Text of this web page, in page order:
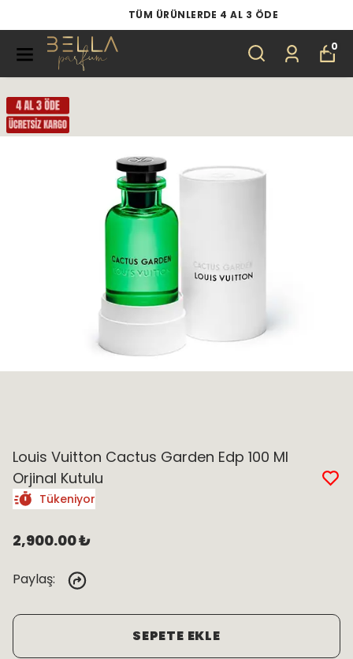
TÜM ÜRÜNLERDE 4 AL 3 ÖDE
0
Louis Vuitton Cactus Garden Edp 100 Ml
Orjinal Kutulu
Tükeniyor
2,900.00 ₺
Paylaş:
SEPETE EKLE